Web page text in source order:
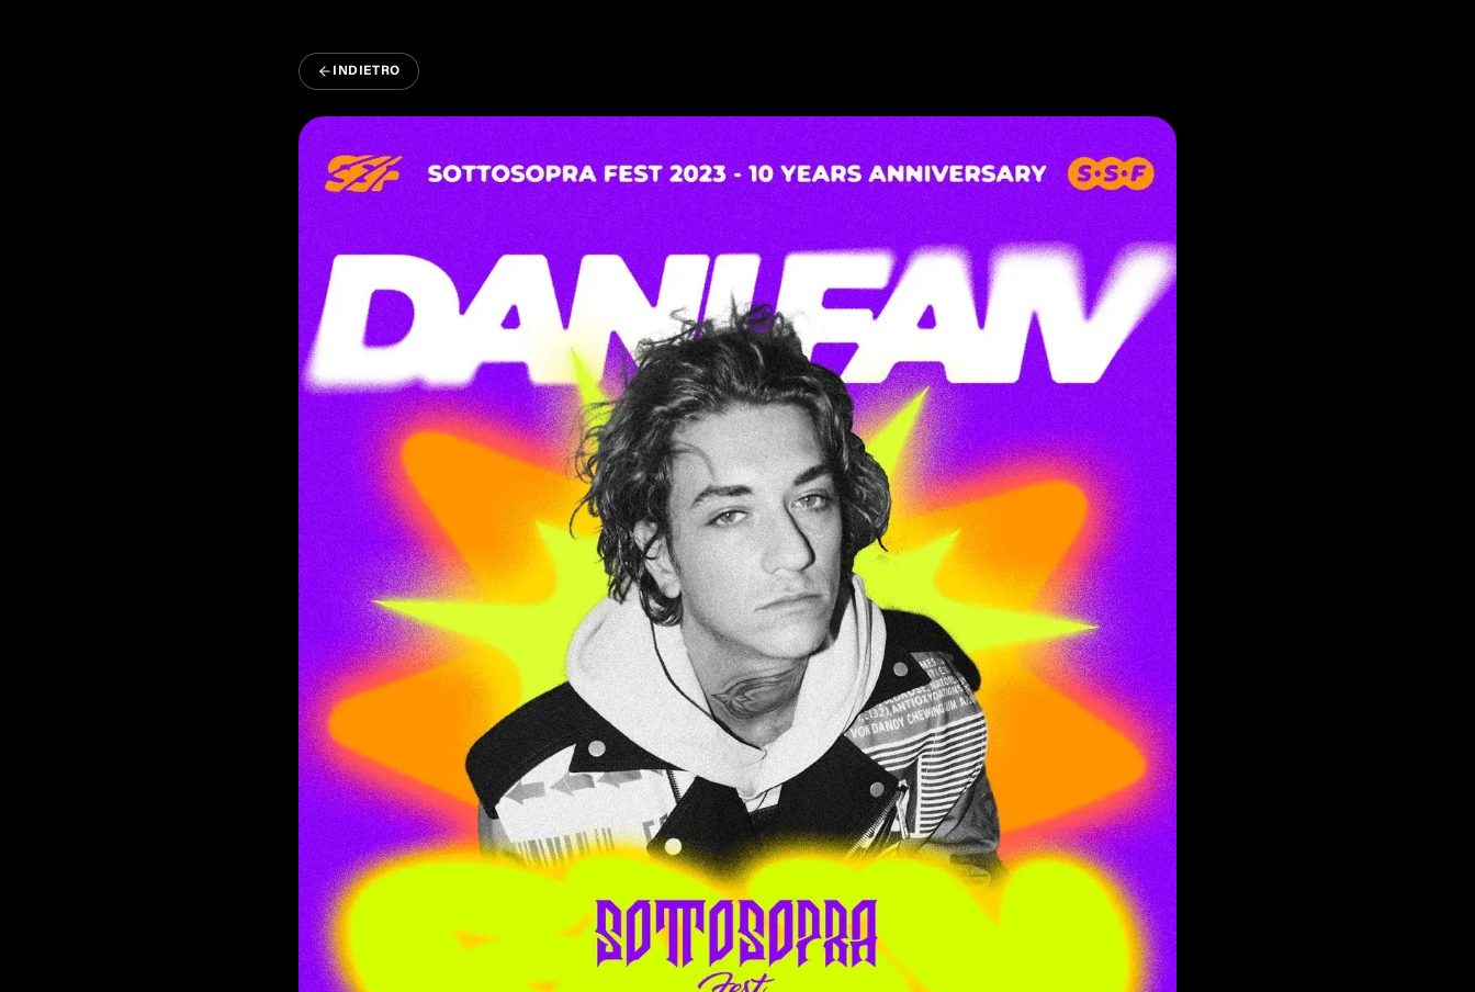
INDIETRO